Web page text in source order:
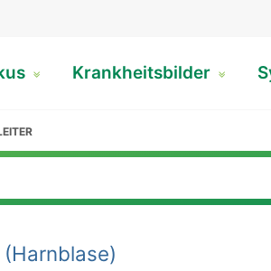
Krankheitsbilder
(Harnblase)